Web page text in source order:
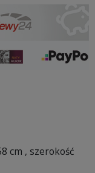
cm , szerokość